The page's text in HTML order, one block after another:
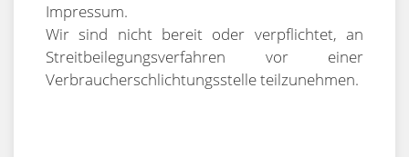
Impressum.
Wir sind nicht bereit oder verpflichtet, an
Streitbeilegungsverfahren vor einer
Verbraucherschlichtungsstelle teilzunehmen.